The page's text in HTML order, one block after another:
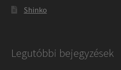
Shinko
Legutóbbi bejegyzések